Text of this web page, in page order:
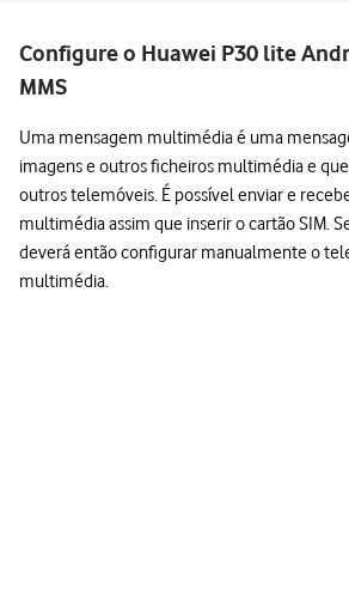
Configure o Huawei P30 lite
MMS
Uma mensagem multimédia é uma
imagens e outros ficheiros multimédia e
outros telemóveis. É possível enviar e
multimédia assim que inserir o cartão SIM.
deverá então configurar manualmente o
multimédia.